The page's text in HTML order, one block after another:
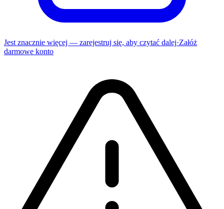
Jest znacznie więcej — zarejestruj się, aby czytać dalej·Załóż
darmowe konto